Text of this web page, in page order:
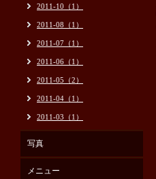
2011-10（1）
2011-08（1）
2011-07（1）
2011-06（1）
2011-05（2）
2011-04（1）
2011-03（1）
写真
メニュー